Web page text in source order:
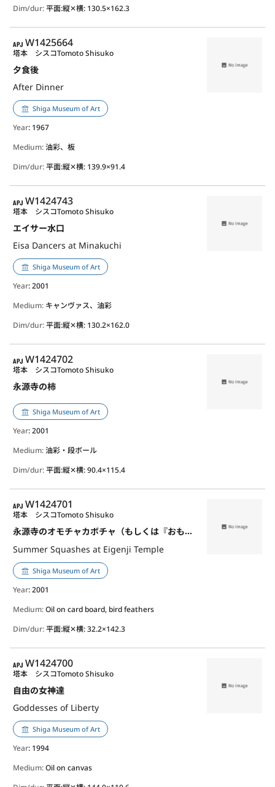
Dim/dur:平面:縦✕横: 130.5×162.3
APJ
W1425664
夕食後
After Dinner
塔本 シスコTomoto Shisuko
Shiga Museum of Art
Year: 1967
Medium:油彩、板
Dim/dur:平面:縦✕横: 139.9×91.4
APJ
W1424743
エイサー水口
Eisa Dancers at Minakuchi
塔本 シスコTomoto Shisuko
Shiga Museum of Art
Year: 2001
Medium: キャンヴァス、油彩
Dim/dur:平面:縦✕横: 130.2×162.0
APJ
W1424702
永源寺の柿
塔本 シスコTomoto Shisuko
Shiga Museum of Art
Year: 2001
Medium:油彩・段ボール
Dim/dur:平面:縦✕横: 90.4×115.4
APJ
W1424701
永源寺のオモチャカボチャ（もしくは『おもチャカボチャ』）
Summer Squashes at Eigenji Temple
塔本 シスコTomoto Shisuko
Shiga Museum of Art
Year: 2001
Medium:Oil on card board, bird feathers
Dim/dur:平面:縦✕横: 32.2×142.3
APJ
W1424700
自由の女神達
Goddesses of Liberty
塔本 シスコTomoto Shisuko
Shiga Museum of Art
Year: 1994
Medium:Oil on canvas